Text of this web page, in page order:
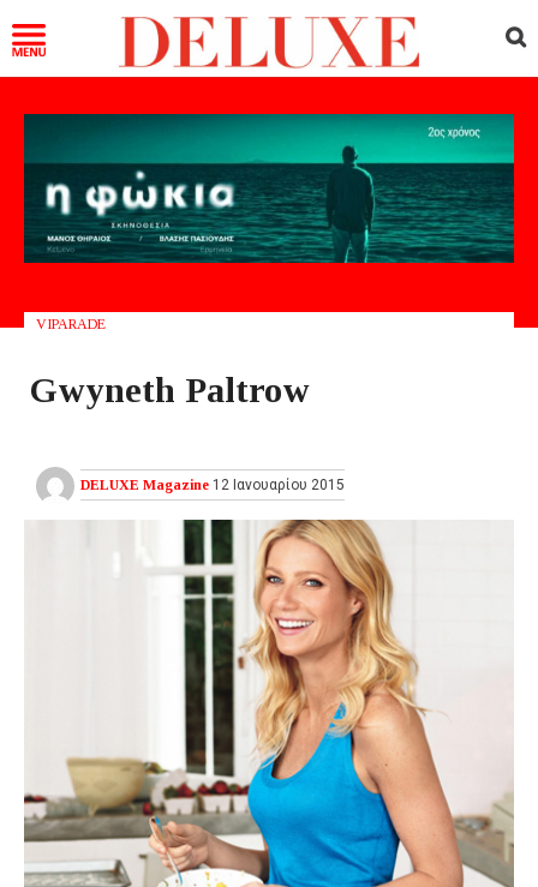
VIPARADE
Gwyneth Paltrow
DELUXE Magazine 12 Ιανουαρίου 2015